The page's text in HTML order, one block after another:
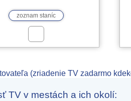
zoznam staníc
(zriadenie TV zadarmo
TV v mestách a ich okolí: